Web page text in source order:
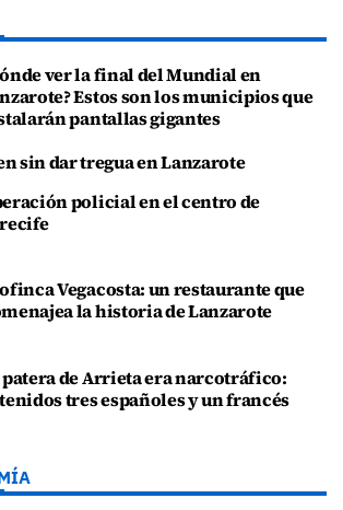
ver la final del Mundial en
Estos son los municipios que
pantallas gigantes
sin dar tregua en Lanzarote
policial en el centro de
Vegacosta: un restaurante que
la historia de Lanzarote
patera de Arrieta era narcotráfico:
tres españoles y un francés